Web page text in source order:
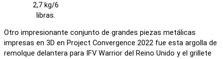
2,7 kg/6
libras.
Otro impresionante conjunto de grandes piezas metálicas
impresas en 3D en Project Convergence 2022 fue esta argolla de
remolque delantera para IFV Warrior del Reino Unido y el grillete